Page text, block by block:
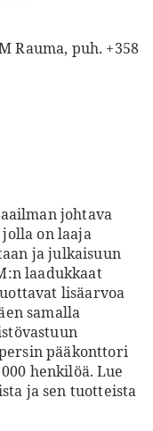
Rauma, puh. +358
johtava
on laaja
ja julkaisuun
laadukkaat
lisäarvoa
samalla
pääkonttori
henkilöä. Lue
ja sen tuotteista